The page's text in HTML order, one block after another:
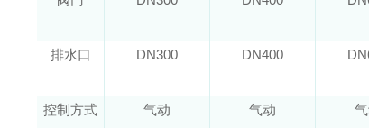
排水口 DN300 DN400
控制方式 气动 气动